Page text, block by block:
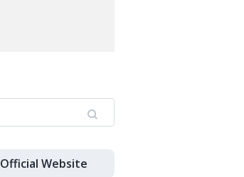
Official Website